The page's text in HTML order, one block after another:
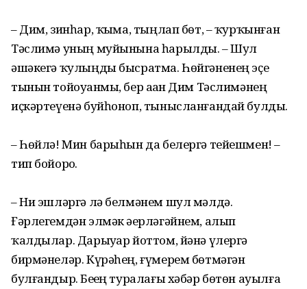
– Дим, зинһар, ҡыҙма, тыңлап бөт, – ҡурҡынған
Тәслимә уның муйынына һарылды. – Шул
әшәкегә ҡулыңды бысратма. Һөйгәненең эҫе
тынын тойоуҙанмы, бер аҙҙан Дим Тәслимәнең
иҫкәртеүенә буйһоноп, тынысланғандай булды.
– Һөйлә! Мин барыһын да белергә тейешмен! –
тип бойорҙо.
– Ни эшләргә лә белмәнем шул мәлдә.
Ғәрлегемдән элмәк әҙерләгәйнем, алып
ҡалдылар. Дарыуҙар йоттом, йәнә үлергә
бирмәнеләр. Күрәһең, ғүмерем бөтмәгән
булғандыр. Беҙҙең туралағы хәбәр бөтөн ауылға